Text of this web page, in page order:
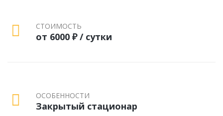
СТОИМОСТЬ
от 6000 ₽ / сутки
ОСОБЕННОСТИ
Закрытый стационар